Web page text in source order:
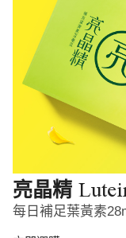
亮晶精
每日補足葉黃素